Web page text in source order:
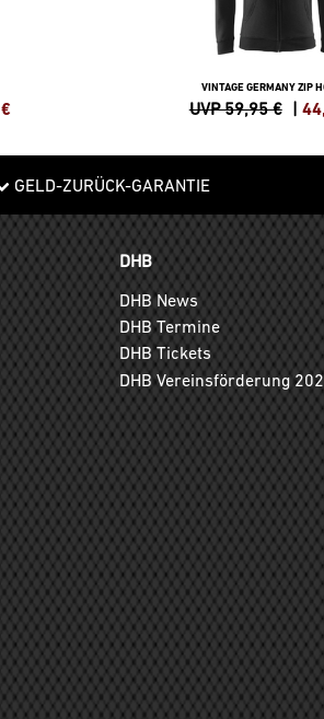
€
VINTAGE GERMANY ZIP
UVP 59,95 € |
GELD-ZURÜCK-GARANTIE
DHB
DHB News
DHB Termine
DHB Tickets
DHB Vereinsförderung